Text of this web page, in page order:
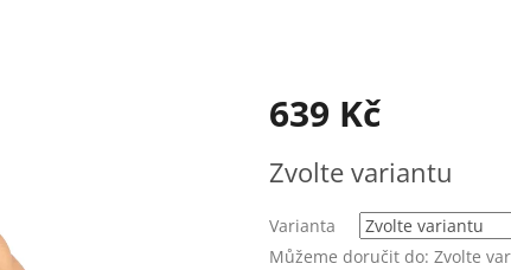
639 Kč
cena:
Zvolte variantu
Varianta
Můžeme doručit do: Zvolte